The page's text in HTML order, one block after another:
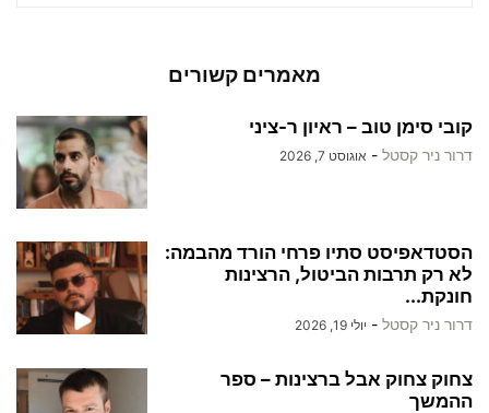
מאמרים קשורים
קובי סימן טוב – ראיון ר-ציני
דרור ניר קסטל - אוגוסט 7, 2026
הסטדאפיסט סתיו פרחי הורד מהבמה:
לא רק תרבות הביטול, הרצינות
חונקת...
דרור ניר קסטל - יולי 19, 2026
צחוק צחוק אבל ברצינות – ספר
ההמשך